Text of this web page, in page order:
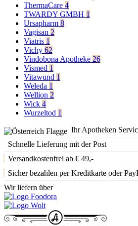
ThermaCare 4
TWARDY GMBH 1
Ursapharm 8
Vagisan 2
Viatris 1
Vichy 62
Vindobona Apotheke 26
Vismed 1
Vitawund 1
Weleda 1
Wellion 2
Wick 4
Wurzeltod 1
Ihr Apotheken
Schnelle Lieferung mit der Post
Versandkostenfrei ab € 49,-
Sicher bezahlen per Kreditkarte oder
Wir liefern über